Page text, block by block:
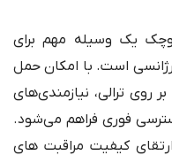
اورژانس 4 کشو کوچک یک وسیله مهم برای
است. با امکان حمل
روی ترالی، نیازمندی‌های
فوری فراهم می‌شود.
کیفیت مراقبت های